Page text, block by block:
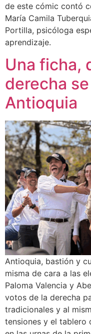
de este cómic contó
María Camila
Portilla, psicóloga
aprendizaje.
Una ficha,
derecha
Antioquia
Antioquia, bastión y
misma de cara a las
Paloma Valencia y
votos de la derecha
tradicionales y al
tensiones y el tablero